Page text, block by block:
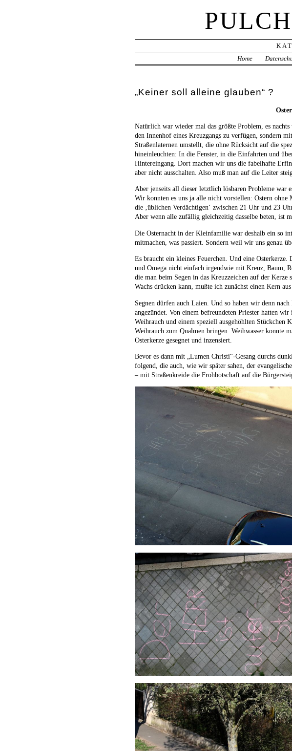
Home
„Keiner soll alleine glauben“ ?
Natürlich war wieder mal das größte Problem, es
den Innenhof eines Kreuzgangs zu verfügen, sondern
Straßenlaternen umstellt, die ohne Rücksicht auf die
hineinleuchten: In die Fenster, in die Einfahrten und
Hintereingang. Dort machen wir uns die fabelhafte
aber nicht ausschalten. Also muß man auf die Leiter
Aber jenseits all dieser letztlich lösbaren Probleme war
Wir konnten es uns ja alle nicht vorstellen: Ostern ohne
die ‚üblichen Verdächtigen‘ zwischen 21 Uhr und 23
Aber wenn alle zufällig gleichzeitig dasselbe beten, ist
Die Osternacht in der Kleinfamilie war deshalb ein so
mitmachen, was passiert. Sondern weil wir uns genau
Es braucht ein kleines Feuerchen. Und eine Osterkerze.
und Omega nicht einfach irgendwie mit Kreuz, Baum,
die man beim Segen in das Kreuzzeichen auf der
Wachs drücken kann, mußte ich zunächst einen Kern
Segnen dürfen auch Laien. Und so haben wir denn
angezündet. Von einem befreundeten Priester hatten
Weihrauch und einem speziell ausgehöhlten
Weihrauch zum Qualmen bringen. Weihwasser konnte
Osterkerze gesegnet und inzensiert.
Bevor es dann mit „Lumen Christi“-Gesang durchs
folgend, die auch, wie wir später sahen, der
– mit Straßenkreide die Frohbotschaft auf die